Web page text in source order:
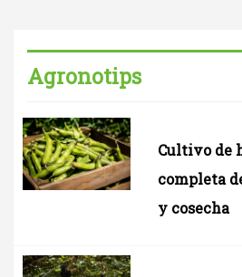
suele imponerse, pero
siempre significa
hacerlo dentro del marco
legal.
Agronotips
Cultivo de
completa
y cosecha